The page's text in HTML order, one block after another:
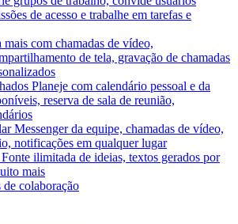
de acesso e trabalhe em tarefas e
mais com chamadas de vídeo,
de tela, gravação de chamadas
Planeje com calendário pessoal e da
reserva de sala de reunião,
Messenger da equipe, chamadas de vídeo,
notificações em qualquer lugar
Fonte ilimitada de ideias, textos gerados por
mais
de colaboração